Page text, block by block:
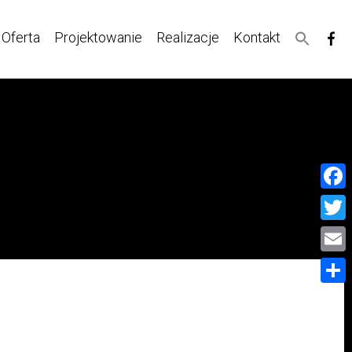
Oferta Projektowanie Realizacje Kontakt
Email